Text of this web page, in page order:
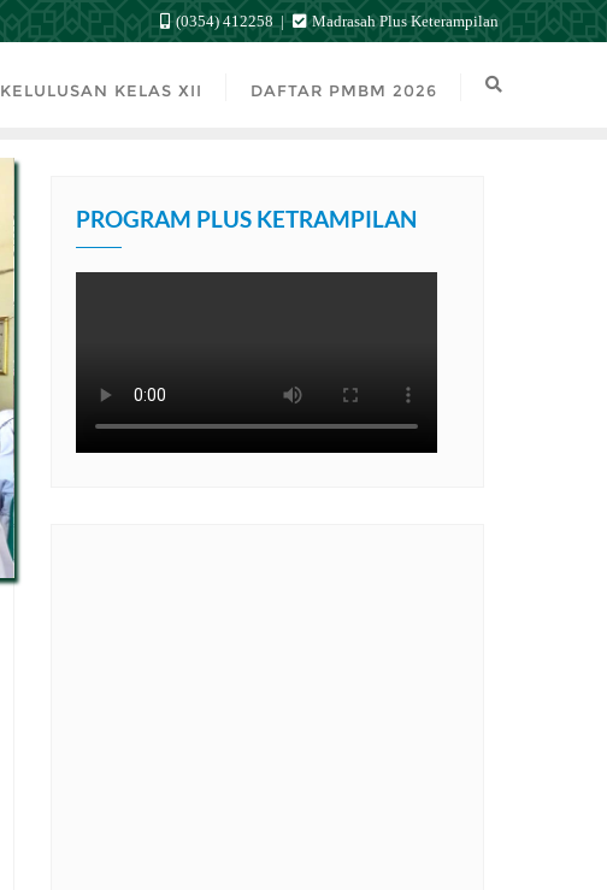
(0354) 412258 Madrasah Plus Keterampilan
KELULUSAN KELAS XII DAFTAR PMBM 2026
PROGRAM PLUS KETRAMPILAN